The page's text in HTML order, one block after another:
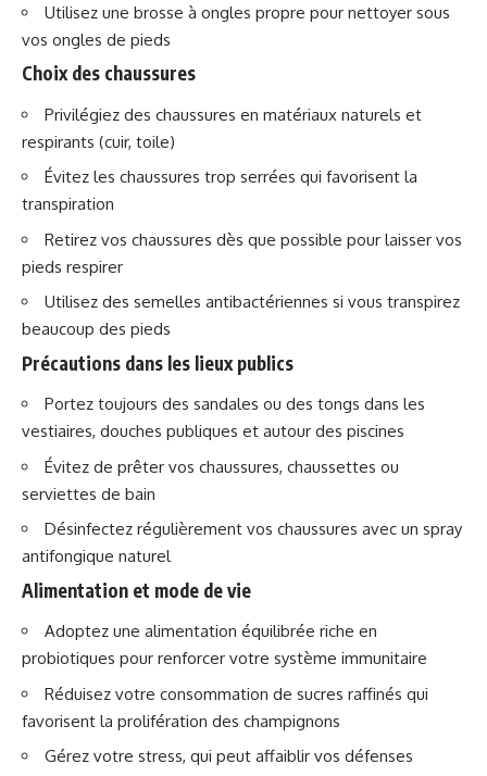
Utilisez une brosse à ongles propre pour nettoyer sous
vos ongles de pieds
Choix des chaussures
Privilégiez des chaussures en matériaux naturels et
respirants (cuir, toile)
Évitez les chaussures trop serrées qui favorisent la
transpiration
Retirez vos chaussures dès que possible pour laisser vos
pieds respirer
Utilisez des semelles antibactériennes si vous transpirez
beaucoup des pieds
Précautions dans les lieux publics
Portez toujours des sandales ou des tongs dans les
vestiaires, douches publiques et autour des piscines
Évitez de prêter vos chaussures, chaussettes ou
serviettes de bain
Désinfectez régulièrement vos chaussures avec un spray
antifongique naturel
Alimentation et mode de vie
Adoptez une alimentation équilibrée riche en
probiotiques pour renforcer votre système immunitaire
Réduisez votre consommation de sucres raffinés qui
favorisent la prolifération des champignons
Gérez votre stress, qui peut affaiblir vos défenses